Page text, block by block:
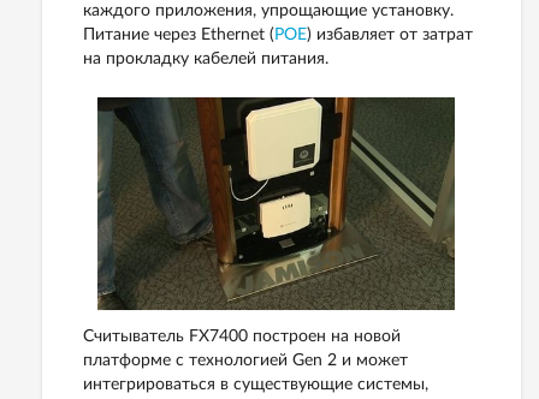
каждого приложения, упрощающие установку.
Питание через Ethernet ( POE) избавляет от затрат
на прокладку кабелей питания.
Считыватель FX7400 построен на новой
платформе с технологией Gen 2 и может
интегрироваться в существующие системы,